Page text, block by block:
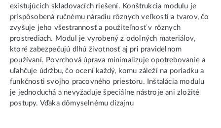
existujúcich skladovacích riešení. Konštrukcia modulu je
prispôsobená ručnému náradiu rôznych veľkostí a tvarov, čo
zvyšuje jeho všestrannosť a použiteľnosť v rôznych
prostrediach. Modul je vyrobený z odolných materiálov,
ktoré zabezpečujú dlhú životnosť aj pri pravidelnom
používaní. Povrchová úprava minimalizuje opotrebovanie a
uľahčuje údržbu, čo ocení každý, komu záleží na poriadku a
funkčnosti svojho pracovného priestoru. Inštalácia modulu
je jednoduchá a nevyžaduje špeciálne nástroje ani zložité
postupy. Vďaka dômyselnému dizajnu